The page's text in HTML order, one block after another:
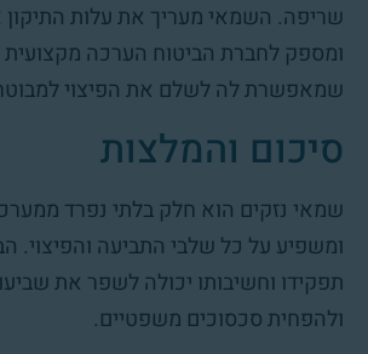
שריפה. השמאי מעריך את עלות
ומספק לחברת הביטוח הערכה מקצועית
שמאפשרת לה לשלם את הפיצוי
סיכום והמלצות
שמאי נזקים הוא חלק בלתי נפרד
ומשפיע על כל שלבי התביעה והפיצוי.
תפקידו וחשיבותו יכולה לשפר את
ולהפחית סכסוכים משפטיים.